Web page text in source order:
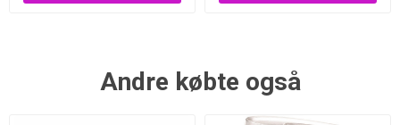
Andre købte også